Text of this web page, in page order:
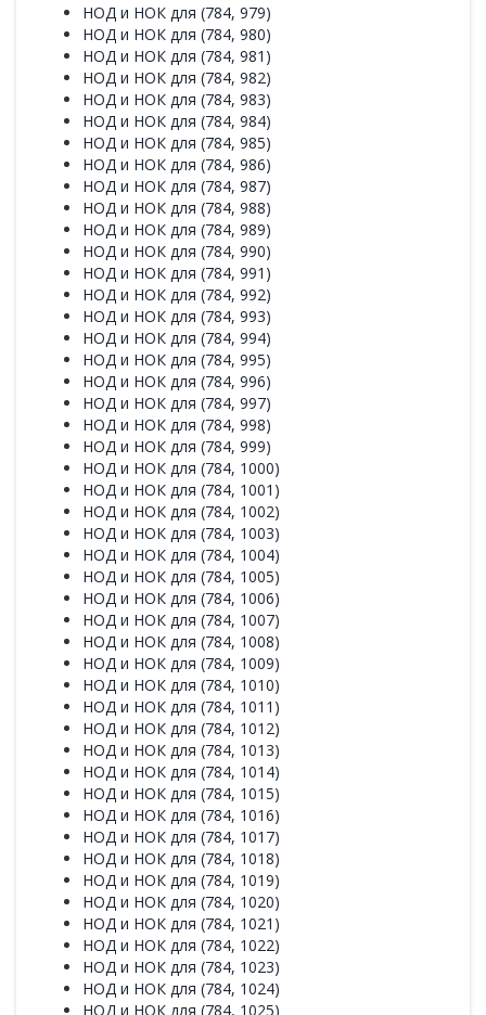
НОД и НОК для (784, 979)
НОД и НОК для (784, 980)
НОД и НОК для (784, 981)
НОД и НОК для (784, 982)
НОД и НОК для (784, 983)
НОД и НОК для (784, 984)
НОД и НОК для (784, 985)
НОД и НОК для (784, 986)
НОД и НОК для (784, 987)
НОД и НОК для (784, 988)
НОД и НОК для (784, 989)
НОД и НОК для (784, 990)
НОД и НОК для (784, 991)
НОД и НОК для (784, 992)
НОД и НОК для (784, 993)
НОД и НОК для (784, 994)
НОД и НОК для (784, 995)
НОД и НОК для (784, 996)
НОД и НОК для (784, 997)
НОД и НОК для (784, 998)
НОД и НОК для (784, 999)
НОД и НОК для (784, 1000)
НОД и НОК для (784, 1001)
НОД и НОК для (784, 1002)
НОД и НОК для (784, 1003)
НОД и НОК для (784, 1004)
НОД и НОК для (784, 1005)
НОД и НОК для (784, 1006)
НОД и НОК для (784, 1007)
НОД и НОК для (784, 1008)
НОД и НОК для (784, 1009)
НОД и НОК для (784, 1010)
НОД и НОК для (784, 1011)
НОД и НОК для (784, 1012)
НОД и НОК для (784, 1013)
НОД и НОК для (784, 1014)
НОД и НОК для (784, 1015)
НОД и НОК для (784, 1016)
НОД и НОК для (784, 1017)
НОД и НОК для (784, 1018)
НОД и НОК для (784, 1019)
НОД и НОК для (784, 1020)
НОД и НОК для (784, 1021)
НОД и НОК для (784, 1022)
НОД и НОК для (784, 1023)
НОД и НОК для (784, 1024)
НОД и НОК для (784, 1025)